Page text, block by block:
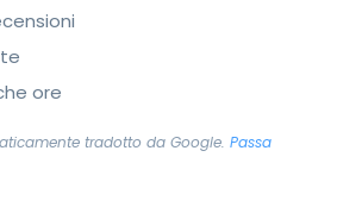
ore
tradotto da Google. Passa